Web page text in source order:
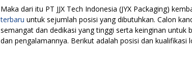
Maka dari itu PT JJX Tech Indonesia (JYX Packaging)
terbaru untuk sejumlah posisi yang dibutuhkan. Calon
semangat dan dedikasi yang tinggi serta keinginan untuk
dan pengalamannya. Berikut adalah posisi dan kualifikasi